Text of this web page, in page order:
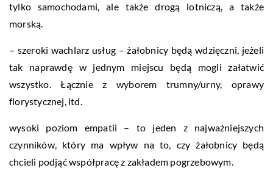
tylko samochodami, ale także drogą lotniczą, a także
morską.
– szeroki wachlarz usług – żałobnicy będą wdzięczni, jeżeli
tak naprawdę w jednym miejscu będą mogli załatwić
wszystko. Łącznie z wyborem trumny/urny, oprawy
florystycznej, itd.
wysoki poziom empatii – to jeden z najważniejszych
czynników, który ma wpływ na to, czy żałobnicy będą
chcieli podjąć współpracę z zakładem pogrzebowym.